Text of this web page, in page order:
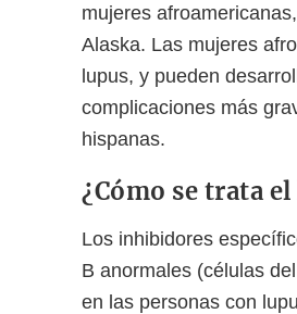
mujeres
Alaska. Las mujeres
lupus, y pueden
complicaciones más
hispanas.
¿Cómo se trata
Los inhibidores
B anormales (células
en las personas con